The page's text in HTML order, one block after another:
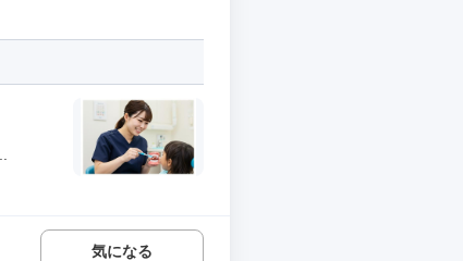
気になる